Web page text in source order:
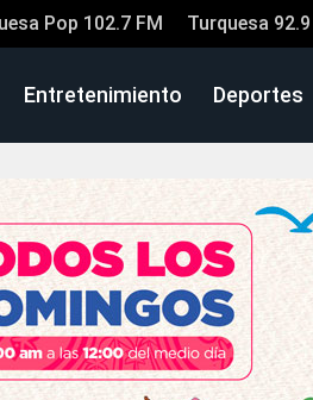
Pop 102.7 FM Turquesa
Entretenimiento Deportes